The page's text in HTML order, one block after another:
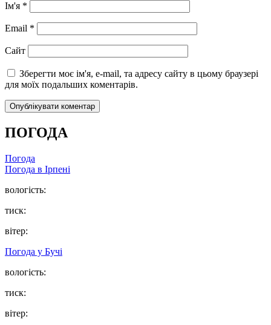
Ім'я *
Email *
Сайт
Зберегти моє ім'я, e-mail, та адресу сайту в цьому браузері
для моїх подальших коментарів.
ПОГОДА
Погода
Погода в Ірпені
вологість:
тиск:
вітер:
Погода у Бучі
вологість:
тиск:
вітер: